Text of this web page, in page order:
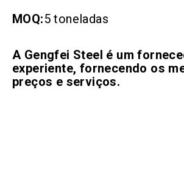
MOQ:5 toneladas
A Gengfei Steel é um
experiente, fornecendo os
preços e serviços.